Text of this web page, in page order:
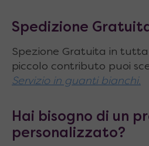
Meccanismo studiato
l’apertura semplice e
Caratteristiche
Dimensionituttoaperto
Spedizione
Spezione Gratuita in
piccolo contributo puoi
Servizio in guanti bianchi.
Hai bisogno di un
personalizzato?